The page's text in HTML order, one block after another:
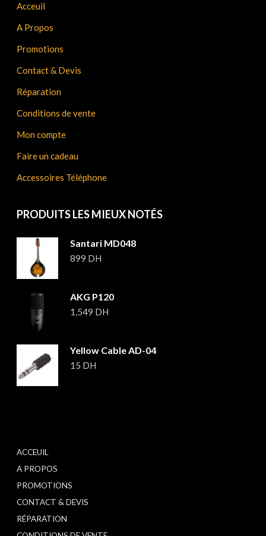
Acceuil
A Propos
Promotions
Contact & Devis
Réparation
Conditions de vente
Mon compte
Faire un cadeau
Accessoires Téléphone
PRODUITS LES MIEUX NOTÉS
Santari MD048
899 DH
AKG P120
1,549 DH
Yellow Cable AD-04
15 DH
ACCEUIL
A PROPOS
PROMOTIONS
CONTACT & DEVIS
RÉPARATION